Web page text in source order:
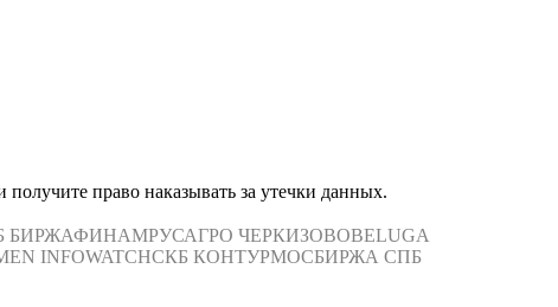
право наказывать за утечки данных.
БИРЖАФИНАМРУСАГРО ЧЕРКИЗОВОBELUGA
INFOWATCHСКБ КОНТУРМОСБИРЖА СПБ